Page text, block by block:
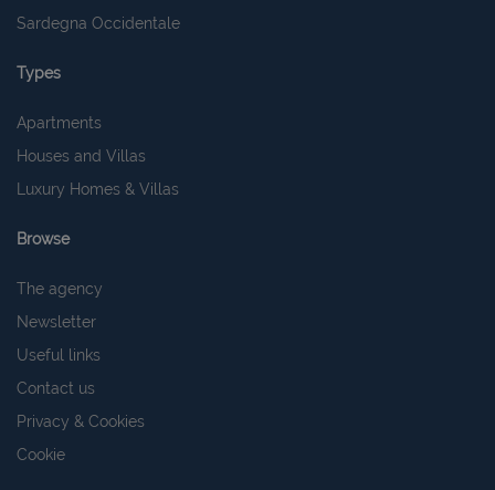
Sardegna Occidentale
Types
Apartments
Houses and Villas
Luxury Homes & Villas
Browse
The agency
Newsletter
Useful links
Contact us
Privacy & Cookies
Cookie